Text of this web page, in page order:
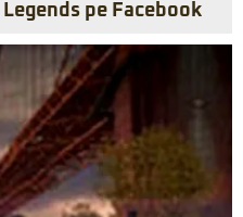
Legends pe Facebook